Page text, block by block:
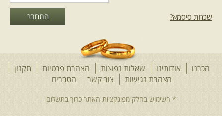
שכחת סיסמא?
הכרנו אודותינו שאלות נפוצות הצהרת פרטיות
תקנון
הצהרת נגישות
צור קשר הסברים